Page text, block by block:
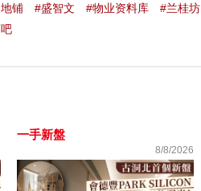
铺 #盛智文 #物业资料库 #兰桂坊
一手新盤
8/8/2026